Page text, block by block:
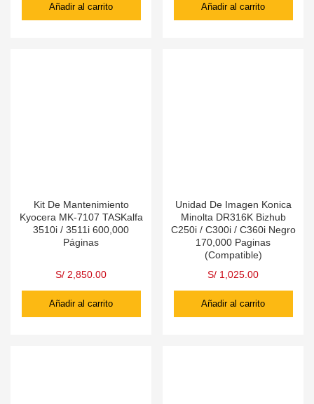
Añadir al carrito Añadir al carrito
Kit De Mantenimiento
Kyocera MK-7107 TASKalfa
3510i / 3511i 600,000
Páginas
S/ 2,850.00
Añadir al carrito
Unidad De Imagen Konica
Minolta DR316K Bizhub
C250i / C300i / C360i Negro
170,000 Paginas
(Compatible)
S/ 1,025.00
Añadir al carrito